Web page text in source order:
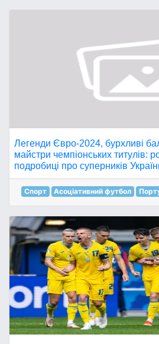
Легенди Євро-2024, бурхливі
майстри чемпіонських титулів:
подробиці про суперників
Спорт Асоціативний футбол